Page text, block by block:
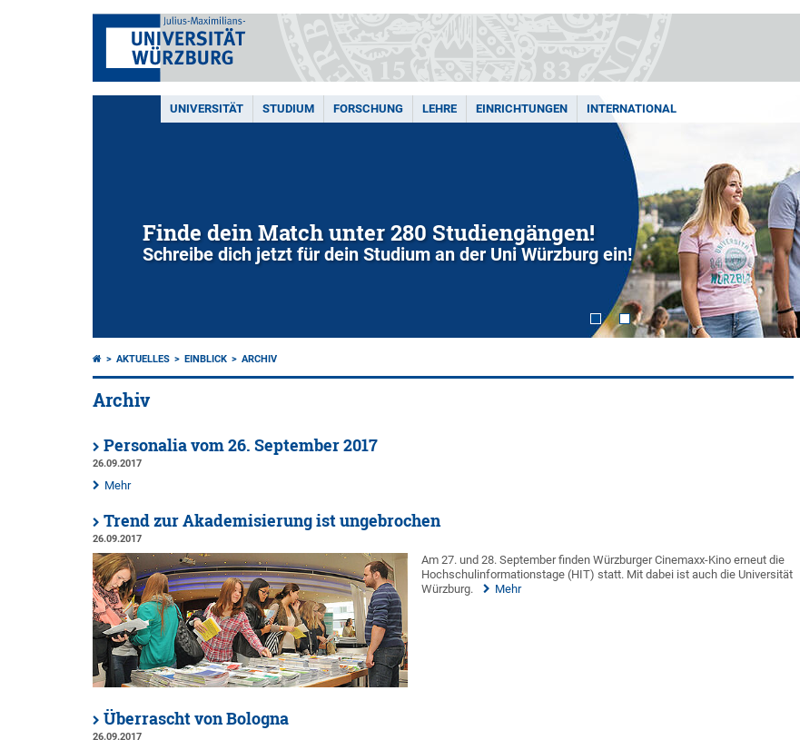
UNIVERSITÄT STUDIUM FORSCHUNG LEHRE EINRICHTUNGEN INTERNATIONAL
Finde dein Match unter 280 Studiengängen!
Schreibe dich jetzt für dein Studium an der Uni Würzburg ein!
AKTUELLES EINBLICK ARCHIV
Archiv
Personalia vom 26. September 2017
26.09.2017
Mehr
Trend zur Akademisierung ist ungebrochen
26.09.2017
Am 27. und 28. September finden Würzburger Cinemaxx-Kino erneut die
Hochschulinformationstage (HIT) statt. Mit dabei ist auch die Universität
Würzburg.
Mehr
Überrascht von Bologna
26.09.2017